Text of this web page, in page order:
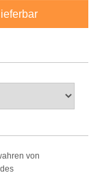
von